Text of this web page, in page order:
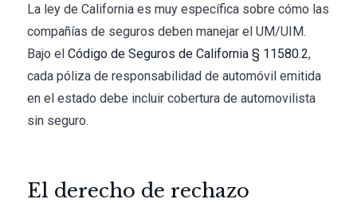
La ley de California es muy específica sobre cómo las
compañías de seguros deben manejar el UM/UIM.
Bajo el Código de Seguros de California § 11580.2,
cada póliza de responsabilidad de automóvil emitida
en el estado debe incluir cobertura de automovilista
sin seguro.
El derecho de rechazo